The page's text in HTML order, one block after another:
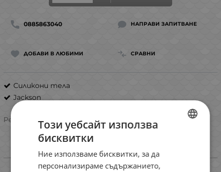
0885863040 НАПРАВИ ЗАПИТВАНЕ
ДОБАВИ В ЛЮБИМИ СРАВНИ
Силикони тела
Jackson
Рейтинг:
Информация
Този уебсайт използва
бисквитки
Ние използваме бисквитки, за да
персонализираме съдържанието,